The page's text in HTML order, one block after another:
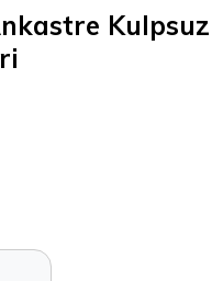
Kulpsuz